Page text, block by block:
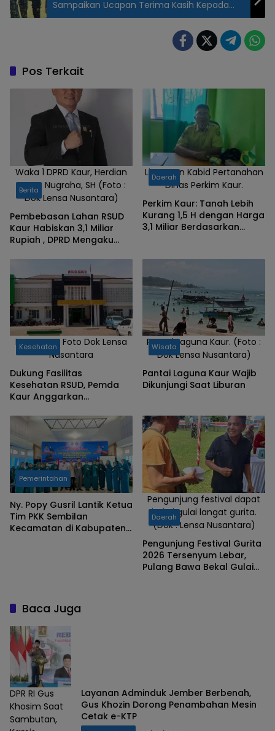
Sampaikan Ucapan Terima Kasih Kepada
Bupati Serta Forkopimda Mesuji
Pos Terkait
Waka 1 DPRD Kaur, Herdian
Sapta Nugraha, SH (Foto :
Dok Lensa Nusantara)
Berita
Pembebasan Lahan RSUD
Kaur Habiskan 3,1 Miliar
Rupiah , DPRD Mengaku
Linarman Kabid Pertanahan
Dinas Perkim Kaur.
Daerah
Perkim Kaur: Tanah Lebih
Kurang 1,5 H dengan Harga
3,1 Miliar Berdasarkan
RSUD Kaur, Foto Dok Lensa
Nusantara
Kesehatan
Dukung Fasilitas
Kesehatan RSUD, Pemda
Kaur Anggarkan
Perluasan
Pantai Laguna Kaur. (Foto :
Dok Lensa Nusantara)
Wisata
Pantai Laguna Kaur Wajib
Dikunjungi Saat Liburan
Pemerintahan
Ny. Popy Gusril Lantik Ketua
Tim PKK Sembilan
Kecamatan di Kabupaten
Pengunjung festival dapat
bekal gulai langat gurita.
(Dok : Lensa Nusantara)
Daerah
Pengunjung Festival Gurita
2026 Tersenyum Lebar,
Pulang Bawa Bekal Gulai
Baca Juga
DPR RI Gus
Khosim Saat
Sambutan,
Layanan Adminduk Jember Berbenah,
Gus Khozin Dorong Penambahan Mesin
Cetak e-KTP